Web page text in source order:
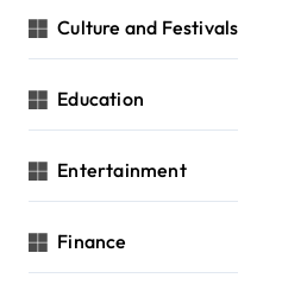
Culture and Festivals
Education
Entertainment
Finance